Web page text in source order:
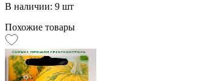
В наличии: 9 шт
Похожие товары